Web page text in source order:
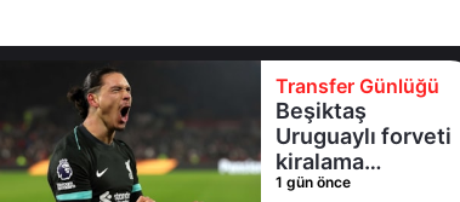
Transfer Günlüğü
Beşiktaş
Uruguaylı forveti
kiralama
konusunda Al
1 gün önce